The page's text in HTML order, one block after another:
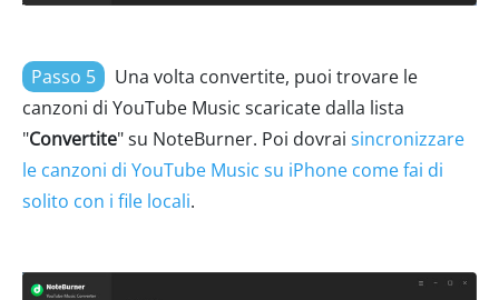
Passo 5
Una volta convertite, puoi trovare le
canzoni di YouTube Music scaricate dalla lista
"Convertite" su NoteBurner. Poi dovrai sincronizzare
le canzoni di YouTube Music su iPhone come fai di
solito con i file locali.